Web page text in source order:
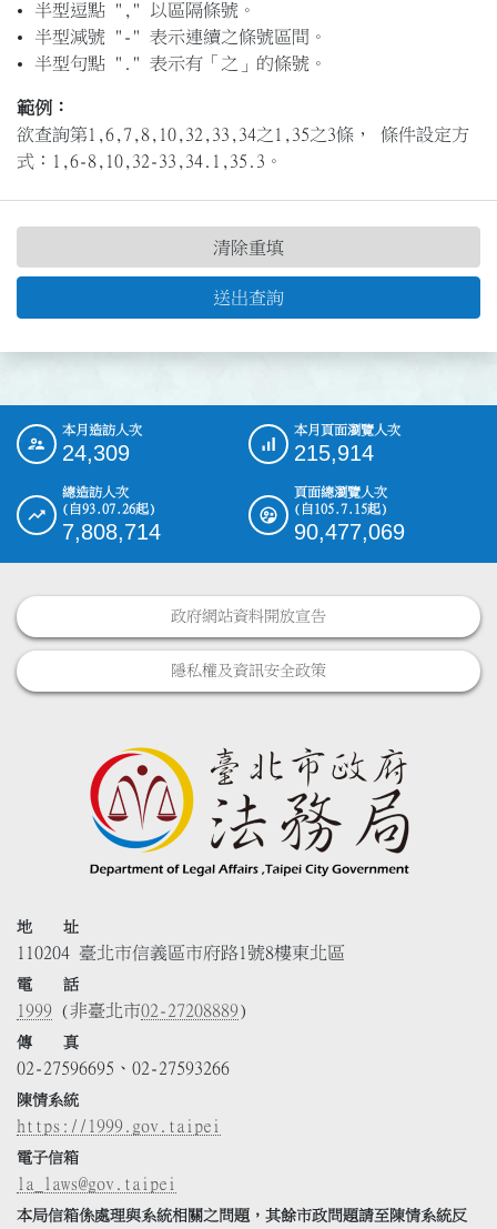
半型逗點 "," 以區隔條號。
半型減號 "-" 表示連續之條號區間。
半型句點 "." 表示有「之」的條號。
範例：
欲查詢第1,6,7,8,10,32,33,34之1,35之3條， 條件設定方
式：1,6-8,10,32-33,34.1,35.3。
送出查詢
清除重填
::: 本月造訪人次
24,309
本月頁面瀏覽人次
215,914
總造訪人次
(自93.07.26起)
7,808,714
頁面總瀏覽人次
(自105.7.15起)
90,477,069
政府網站資料開放宣告
隱私權及資訊安全政策
地 址
110204 臺北市信義區市府路1號8樓東北區
電 話
1999 (非臺北市02-27208889)
傳 真
02-27596695、02-27593266
陳情系統
https://1999.gov.taipei
電子信箱
la_laws@gov.taipei
本局信箱係處理與系統相關之問題，其餘市政問題請至陳情系統反